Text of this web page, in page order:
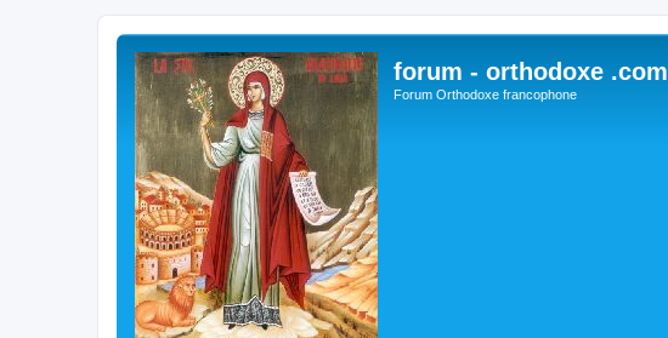
forum - orthodoxe .com
Forum Orthodoxe francophone